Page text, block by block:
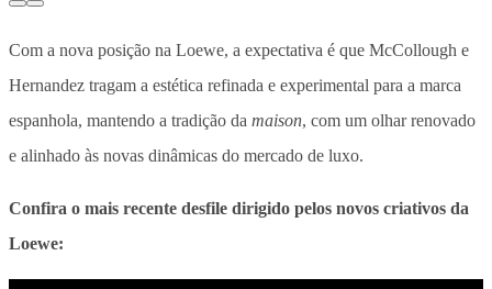
Com a nova posição na Loewe, a expectativa é que McCollough e
Hernandez tragam a estética refinada e experimental para a marca
espanhola, mantendo a tradição da maison, com um olhar renovado
e alinhado às novas dinâmicas do mercado de luxo.
Confira o mais recente desfile dirigido pelos novos criativos da
Loewe: